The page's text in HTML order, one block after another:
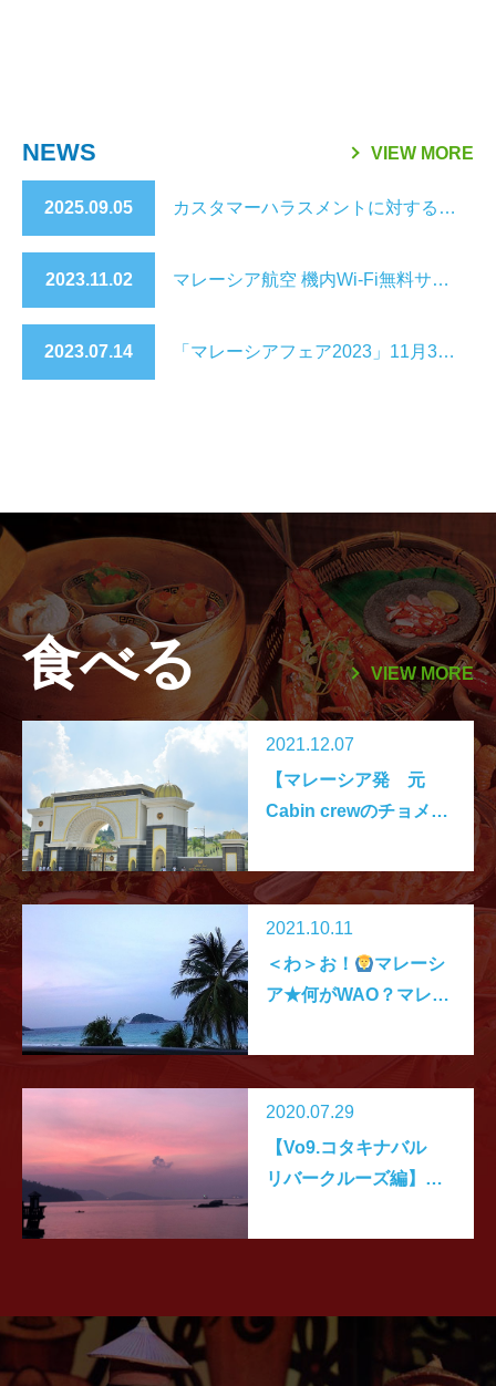
NEWS VIEW MORE
2025.09.05 カスタマーハラスメントに対する行動指針について
2023.11.02 マレーシア航空 機内Wi-Fi無料サービス開始のご案内
2023.07.14 「マレーシアフェア2023」11月3日～5日 開催決定！テーマは ALL ABOUT MALAYSIA
食べる VIEW MORE
2021.12.07
【マレーシア発 元
Cabin crewのチョメー
アのコンドミニアム
2021.10.11
＜わ＞お！
マレーシ
ア★何がWAO？マレー
オフィス出勤
を疑似
体験
★いくつWAOが
あるでしょうか？
2020.07.29
【Vo9.コタキナバル
リバークルーズ編】サ
常の3倍！？見せて貰お
ーシアはあなたとつな
がっていますプロジェ